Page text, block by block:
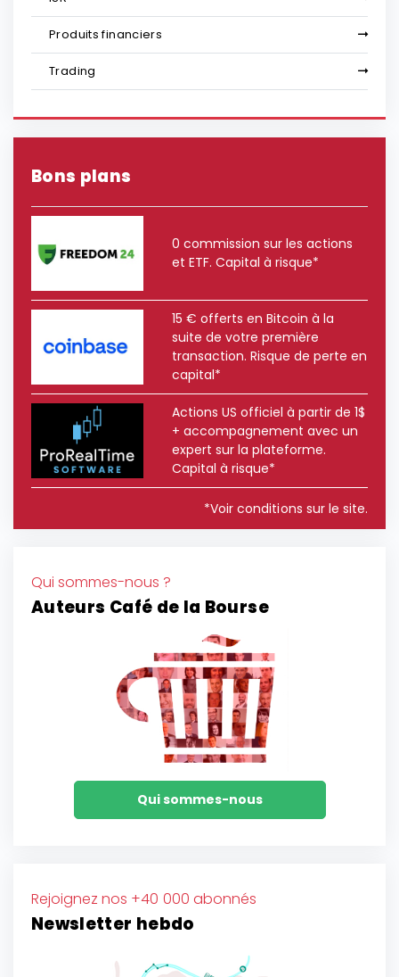
Produits financiers
Trading
Bons plans
0 commission sur les actions
et ETF. Capital à risque*
15 € offerts en Bitcoin à la
suite de votre première
transaction. Risque de perte en
capital*
Actions US officiel à partir de 1$
+ accompagnement avec un
expert sur la plateforme.
Capital à risque*
*Voir conditions sur le site.
Qui sommes-nous ?
Auteurs Café de la Bourse
Qui sommes-nous
Rejoignez nos +40 000 abonnés
Newsletter hebdo